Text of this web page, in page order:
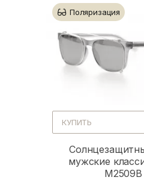
Поляризация
КУПИТЬ
мужские
M2509B